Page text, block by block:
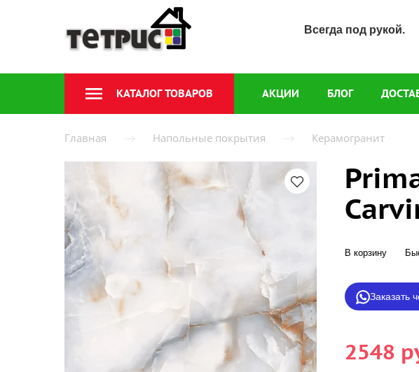
Всегда под рукой.
КАТАЛОГ ТОВАРОВ АКЦИИ БЛОГ
Главная Напольные покрытия Керамогранит
В корзину
Заказать
2548